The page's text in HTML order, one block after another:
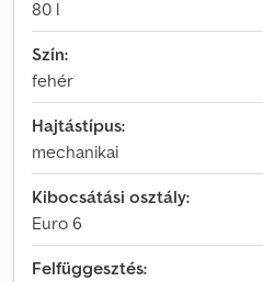
80 l
Szín:
fehér
Hajtástípus:
mechanikai
Kibocsátási osztály:
Euro 6
Felfüggesztés: